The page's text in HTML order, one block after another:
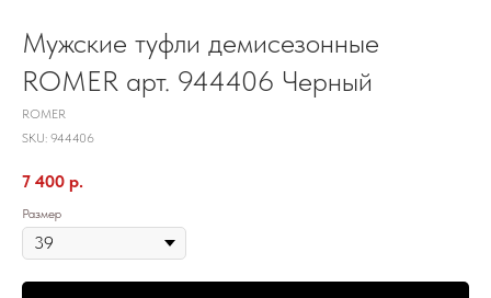
Мужские туфли демисезонные
ROMER арт. 944406 Черный
ROMER
SKU: 944406
7 400 р.
Размер